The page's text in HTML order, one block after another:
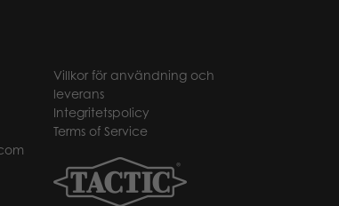
Villkor för användning och
leverans
Integritetspolicy
Terms of Service